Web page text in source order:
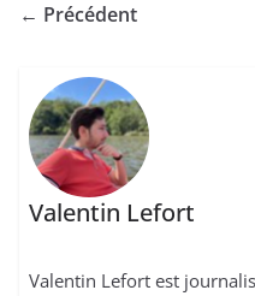
← Précédent
Valentin Lefort
Valentin Lefort est